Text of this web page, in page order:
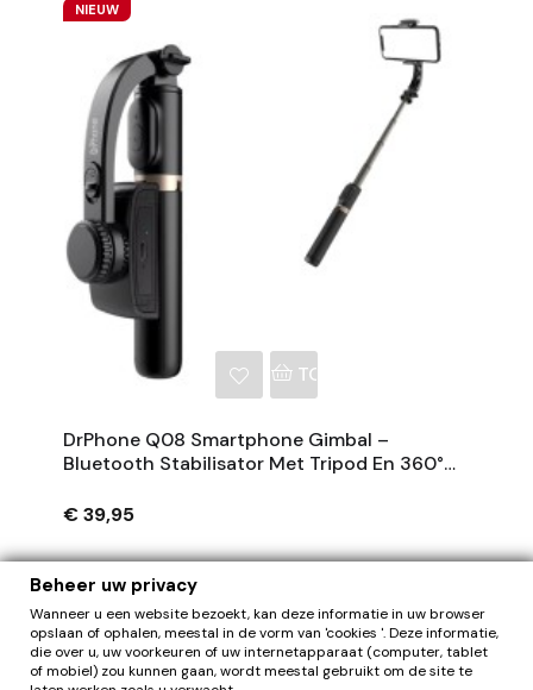
NIEUW
TOEVOEGEN AAN
DrPhone Q08 Smartphone Gimbal –
Bluetooth Stabilisator Met Tripod En 360°
€ 39,95
Beheer uw privacy
Wanneer u een website bezoekt, kan deze informatie in uw browser
opslaan of ophalen, meestal in de vorm van 'cookies '. Deze informatie,
die over u, uw voorkeuren of uw internetapparaat (computer, tablet
of mobiel) zou kunnen gaan, wordt meestal gebruikt om de site te